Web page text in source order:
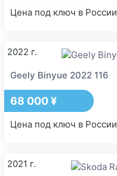
Цена под ключ в России
2022 г.
Geely Binyue 2022 116
68 000 ¥
Цена под ключ в России
2021 г.